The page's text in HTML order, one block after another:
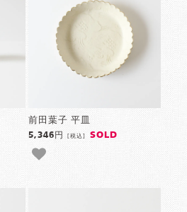
前田葉子 平皿
5,346円 [税込] SOLD